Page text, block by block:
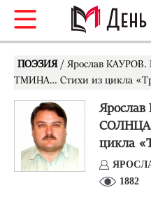
ПОЭЗИЯ / Ярослав
ТМИНА… Стихи из цикла
цикла
1882